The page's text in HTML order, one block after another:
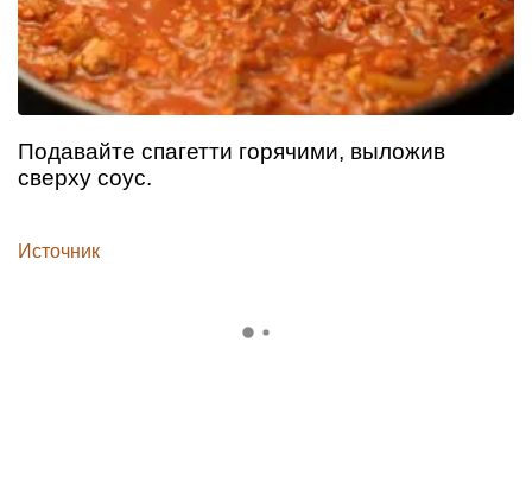
Подавайте спагетти горячими, выложив
сверху соус.
Источник